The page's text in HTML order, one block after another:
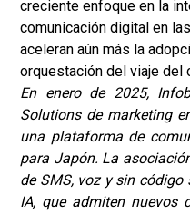
creciente enfoque en la
comunicación digital en
aceleran aún más la
orquestación del viaje del
En enero de 2025,
Solutions de marketing
una plataforma de
para Japón. La
de SMS, voz y sin
IA, que admiten nuevos